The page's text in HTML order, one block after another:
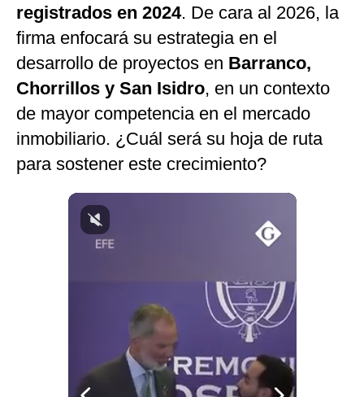
Gestión TV
Videos
Fotogalerías
gestion.pe
registrados en 2024. De cara al 2026, la
firma enfocará su estrategia en el
desarrollo de proyectos en Barranco,
Chorrillos y San Isidro, en un contexto
de mayor competencia en el mercado
inmobiliario. ¿Cuál será su hoja de ruta
para sostener este crecimiento?